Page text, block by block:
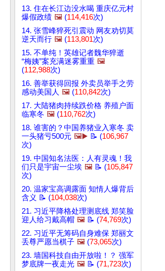
13. 住在长江边没水喝 重庆亿元村
爆假政绩 🖼️ (114,416次)
14. 张雪峰猝死引震动 网友劝切莫
逆天而行 🖼️ (113,801次)
15. 不单纯！英雄记者魏华猝逝
“梅姨”案充满迷雾重重 🖼️
(112,988次)
16. 善举获得回报 外卖员举手之劳
感动美国人 🖼️ (110,842次)
17. 大陆猪肉持续跌价格 养殖户面
临寒冬 🖼️ (110,762次)
18. 谁害的？中国养猪业入寒冬 卖
一头猪亏500元 🖼️▶️ 📝 (106,967
次)
19. 中国知名法医：人有灵魂！我
们只是宇宙一尘埃 🖼️ 📝 (105,847
次)
20. 温家宝高调露面 知情人爆背后
含义 📝 (104,038次)
21. 习近平降格处理测底线 郑笑脸
迎人给习戴高帽 🖼️ 📝 (74,769次)
22. 习近平无筹码自身难保 郑丽文
丢尊严愿当棋子 🖼️ (73,065次)
23. 墙国科技自由开放啦！？ 强军
梦底牌一夜走光 🖼️ 📝 (71,723次)